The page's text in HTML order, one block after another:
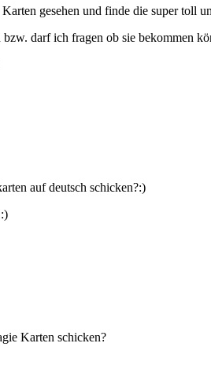
gesehen und finde die super toll
darf ich fragen ob sie bekommen
auf deutsch schicken?:)
Karten schicken?